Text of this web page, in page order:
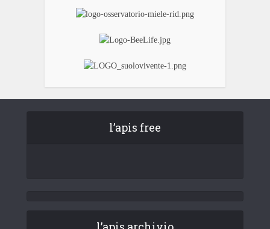
l’apis free